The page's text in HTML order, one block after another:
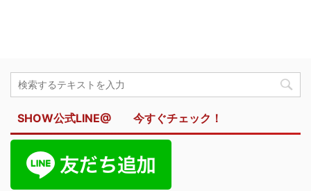
SHOW公式LINE@ 今すぐチェック！